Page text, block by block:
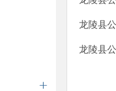
龙陵县
龙陵县